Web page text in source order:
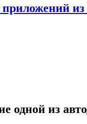
одной из